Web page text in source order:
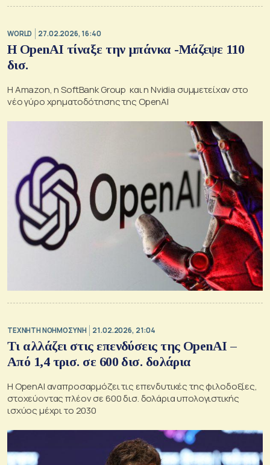
WORLD 27.02.2026, 16:40
H OpenAI τίναξε την μπάνκα -Μάζεψε 110
δισ.
Η Amazon, η SoftBank Group και η Nvidia συμμετείχαν στο
νέο γύρο χρηματοδότησης της OpenAI
TΕΧΝΗΤΗ ΝΟΗΜΟΣΥΝΗ 21.02.2026, 21:04
Τι αλλάζει στις επενδύσεις της OpenAI –
Από 1,4 τρισ. σε 600 δισ. δολάρια
Η OpenAI αναπροσαρμόζει τις επενδυτικές της φιλοδοξίες,
στοχεύοντας πλέον σε 600 δισ. δολάρια υπολογιστικής
ισχύος μέχρι το 2030